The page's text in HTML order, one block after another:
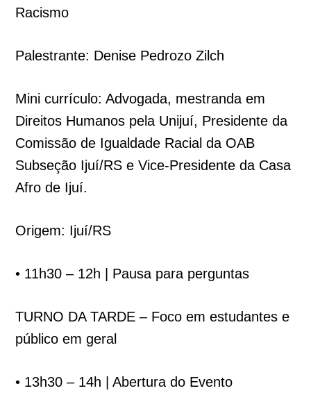
Racismo
Palestrante: Denise Pedrozo Zilch
Mini currículo: Advogada, mestranda em
Direitos Humanos pela Unijuí, Presidente da
Comissão de Igualdade Racial da OAB
Subseção Ijuí/RS e Vice-Presidente da Casa
Afro de Ijuí.
Origem: Ijuí/RS
• 11h30 – 12h | Pausa para perguntas
TURNO DA TARDE – Foco em estudantes e
público em geral
• 13h30 – 14h | Abertura do Evento